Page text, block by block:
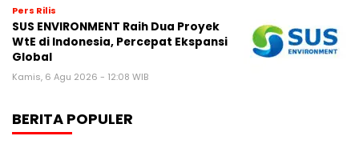
Pers Rilis
SUS ENVIRONMENT Raih Dua Proyek
WtE di Indonesia, Percepat Ekspansi
Global
Kamis, 6 Agu 2026 - 12:08 WIB
BERITA POPULER